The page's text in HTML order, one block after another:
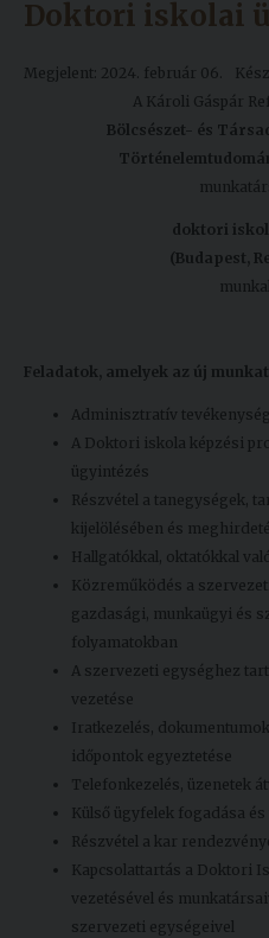
Doktori iskolai
Megjelent: 2024. február 06.
A Károli Gáspár
Bölcsészet- és
doktori
(Budapest,
Feladatok, amelyek az új
Adminisztratív
A Doktori iskola képzési
ügyintézés
Részvétel a tanegységek,
kijelölésében és
Hallgatókkal, oktatókkal
Közreműködés a
gazdasági, munkaügyi és
folyamatokban
A szervezeti egységhez
vezetése
Iratkezelés,
időpontok egyeztetése
Telefonkezelés, üzenetek
Külső ügyfelek fogadása
Részvétel a kar
Kapcsolattartás a Doktori
vezetésével és
szervezeti egységeivel